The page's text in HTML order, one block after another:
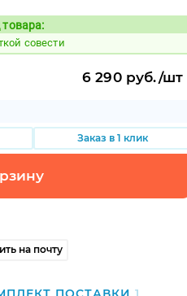
Код:
1077148
товара:
совести
6 290 руб./шт
Заказ в 1 клик
на почту